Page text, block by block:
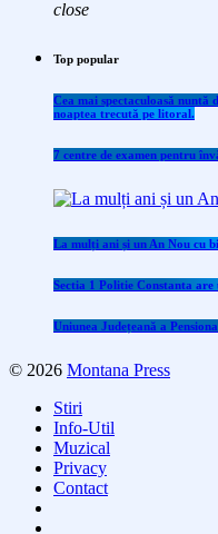
close
Top popular
Cea mai spectaculoasă
noaptea trecută pe litoral.
7 centre de examen pentru
La mulți ani și un An Nou cu
Sectia 1 Politie Constanta are
Uniunea Județeană a
© 2026 Montana Press
Stiri
Info-Util
Muzical
Privacy
Contact